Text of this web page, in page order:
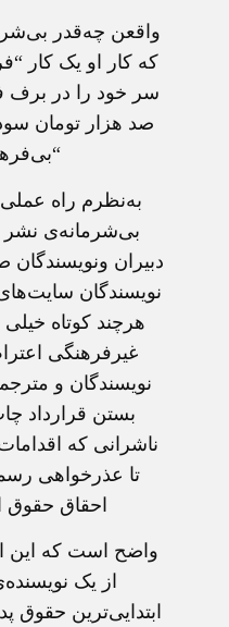
واقعن چه‌قدر
که کار او یک کار
سر خود را در برف
صد هزار تومان
به‌نظرم راه
بی‌شرمانه‌ی نشر
دبیران
نویسندگان
هرچند کوتاه خیلی
غیرفرهنگی
نویسندگان و
بستن قرارداد
ناشرانی که
تا عذرخواهی
احقاق حقوق
واضح است که این
از یک
ابتدایی‌ترین حقوق